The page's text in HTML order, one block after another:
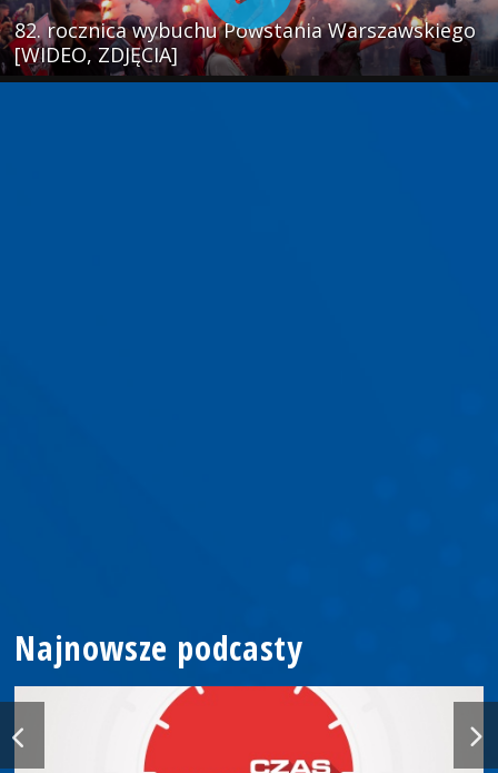
82. rocznica wybuchu Powstania Warszawskiego
[WIDEO, ZDJĘCIA]
Najnowsze podcasty